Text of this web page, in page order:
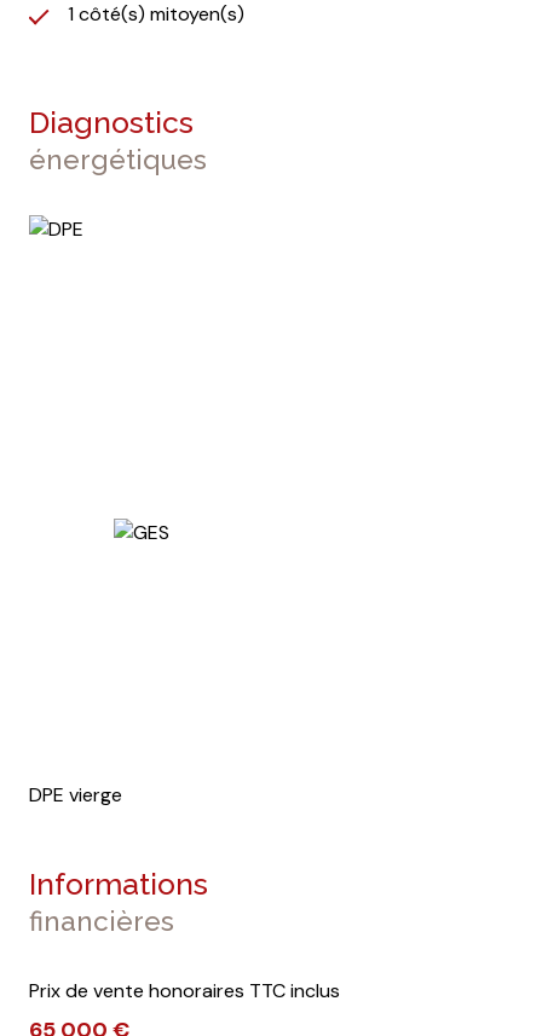
1 côté(s) mitoyen(s)
Diagnostics
énergétiques
DPE vierge
Informations
financières
Prix de vente honoraires TTC inclus
65 000 €